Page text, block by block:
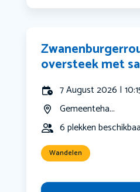
oversteek met
7 August 2026 |
Gemeenteha...
6 plekken
Wandelen